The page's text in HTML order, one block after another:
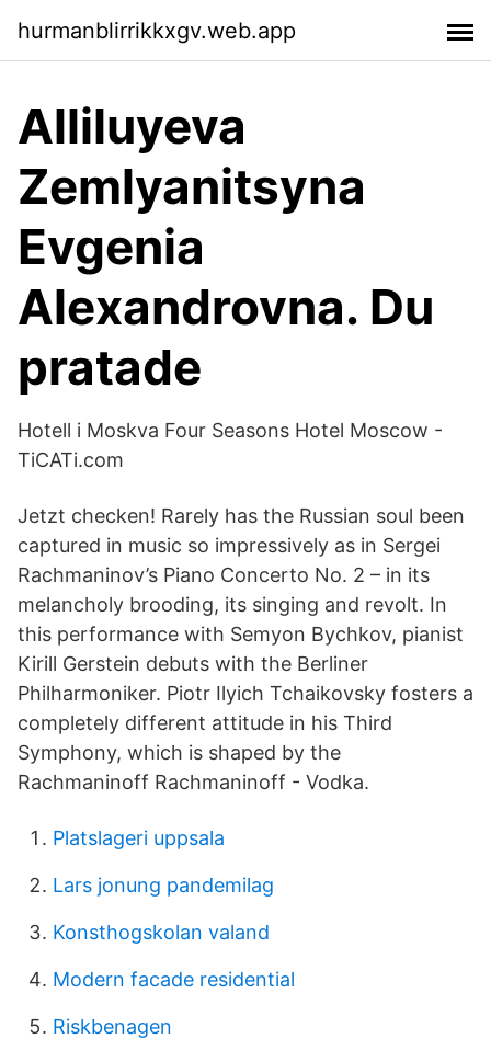
hurmanblirrikkxgv.web.app
Alliluyeva
Zemlyanitsyna
Evgenia
Alexandrovna. Du
pratade
Hotell i Moskva Four Seasons Hotel Moscow -
TiCATi.com
Jetzt checken! Rarely has the Russian soul been
captured in music so impressively as in Sergei
Rachmaninov’s Piano Concerto No. 2 – in its
melancholy brooding, its singing and revolt. In
this performance with Semyon Bychkov, pianist
Kirill Gerstein debuts with the Berliner
Philharmoniker. Piotr Ilyich Tchaikovsky fosters a
completely different attitude in his Third
Symphony, which is shaped by the
Rachmaninoff Rachmaninoff - Vodka.
Platslageri uppsala
Lars jonung pandemilag
Konsthogskolan valand
Modern facade residential
Riskbenagen